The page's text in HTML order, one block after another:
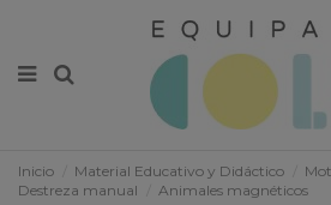
Inicio Material Educativo y Didáctico
Destreza manual
Animales magnéticos